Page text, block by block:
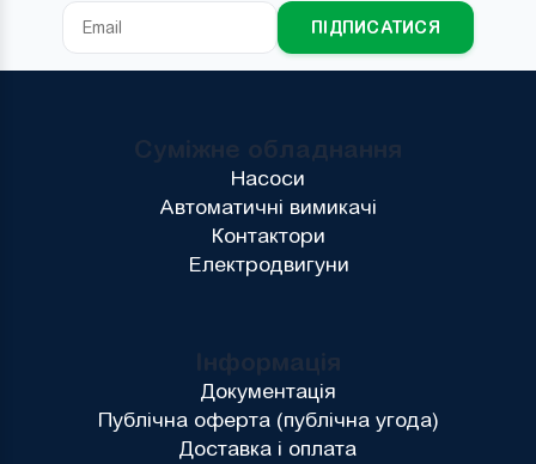
ПІДПИСАТИСЯ
Інформація
Документація
Публічна оферта (публічна угода)
Доставка і оплата
Суміжне обладнання
Насоси
Автоматичні вимикачі
Контактори
Електродвигуни